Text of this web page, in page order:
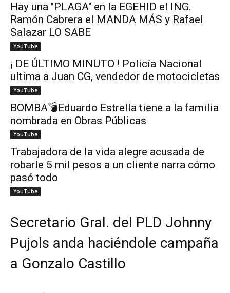
Hay una "PLAGA" en la EGEHID el ING.
Ramón Cabrera el MANDA MÁS y Rafael
Salazar LO SABE
YouTube
¡ DE ÚLTIMO MINUTO ! Policía Nacional
ultima a Juan CG, vendedor de motocicletas
YouTube
BOMBA💣Eduardo Estrella tiene a la familia
nombrada en Obras Públicas
YouTube
Trabajadora de la vida alegre acusada de
robarle 5 mil pesos a un cliente narra cómo
pasó todo
YouTube
Secretario Gral. del PLD Johnny
Pujols anda haciéndole campaña
a Gonzalo Castillo